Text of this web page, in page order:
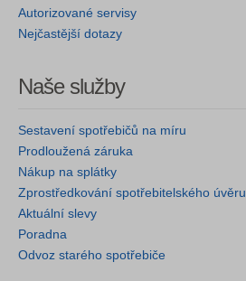
Autorizované servisy
Nejčastější dotazy
Naše služby
Sestavení spotřebičů na míru
Prodloužená záruka
Nákup na splátky
Zprostředkování spotřebitelského úvěru
Aktuální slevy
Poradna
Odvoz starého spotřebiče